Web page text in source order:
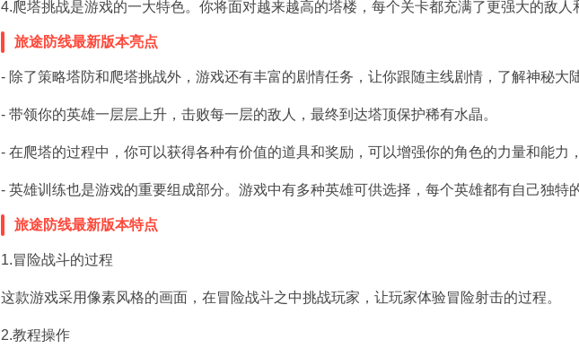
4.爬塔挑战是游戏的一大特色。你将面对越来越高的塔楼，每个关卡都充满了更强大的敌人
旅途防线最新版本亮点
- 除了策略塔防和爬塔挑战外，游戏还有丰富的剧情任务，让你跟随主线剧情，了解神秘大
- 带领你的英雄一层层上升，击败每一层的敌人，最终到达塔顶保护稀有水晶。
- 在爬塔的过程中，你可以获得各种有价值的道具和奖励，可以增强你的角色的力量和能力
- 英雄训练也是游戏的重要组成部分。游戏中有多种英雄可供选择，每个英雄都有自己独特
旅途防线最新版本特点
1.冒险战斗的过程
这款游戏采用像素风格的画面，在冒险战斗之中挑战玩家，让玩家体验冒险射击的过程。
2.教程操作